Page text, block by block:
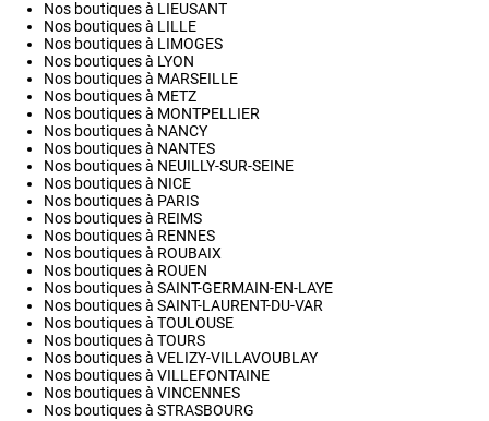
Nos boutiques à LIEUSANT
Nos boutiques à LILLE
Nos boutiques à LIMOGES
Nos boutiques à LYON
Nos boutiques à MARSEILLE
Nos boutiques à METZ
Nos boutiques à MONTPELLIER
Nos boutiques à NANCY
Nos boutiques à NANTES
Nos boutiques à NEUILLY-SUR-SEINE
Nos boutiques à NICE
Nos boutiques à PARIS
Nos boutiques à REIMS
Nos boutiques à RENNES
Nos boutiques à ROUBAIX
Nos boutiques à ROUEN
Nos boutiques à SAINT-GERMAIN-EN-LAYE
Nos boutiques à SAINT-LAURENT-DU-VAR
Nos boutiques à TOULOUSE
Nos boutiques à TOURS
Nos boutiques à VELIZY-VILLAVOUBLAY
Nos boutiques à VILLEFONTAINE
Nos boutiques à VINCENNES
Nos boutiques à STRASBOURG